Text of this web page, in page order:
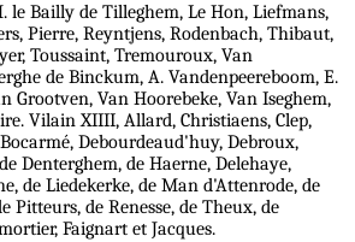
Bailly de Tilleghem, Le Hon, Liefmans,
Pierre, Reyntjens, Rodenbach, Thibaut,
Toussaint, Tremouroux, Van
de Binckum, A. Vandenpeereboom, E.
Grootven, Van Hoorebeke, Van Iseghem,
Vilain XIIII, Allard, Christiaens, Clep,
Debourdeaud'huy, Debroux,
Denterghem, de Haerne, Delehaye,
de Liedekerke, de Man d'Attenrode, de
Pitteurs, de Renesse, de Theux, de
Faignart et Jacques.